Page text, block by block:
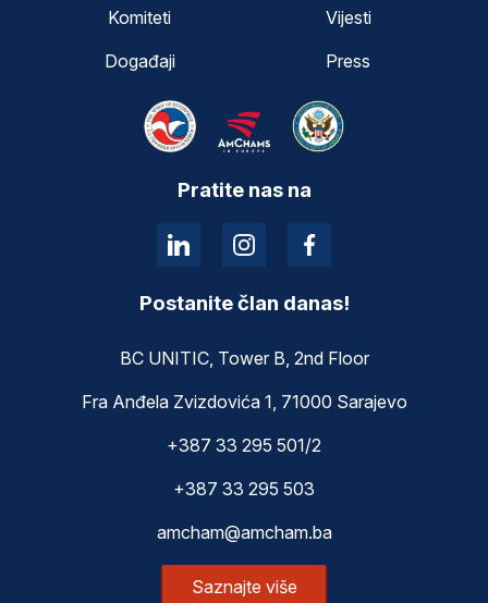
Komiteti
Vijesti
Događaji
Press
Pratite nas na
Postanite član danas!
BC UNITIC, Tower B, 2nd Floor
Fra Anđela Zvizdovića 1, 71000 Sarajevo
+387 33 295 501/2
+387 33 295 503
amcham@amcham.ba
Saznajte više